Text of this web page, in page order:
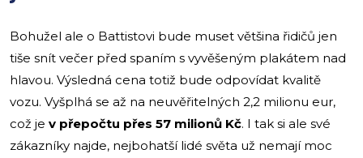
Bohužel ale o Battistovi bude muset většina řidičů jen
tiše snít večer před spaním s vyvěšeným plakátem nad
hlavou. Výsledná cena totiž bude odpovídat kvalitě
vozu. Vyšplhá se až na neuvěřitelných 2,2 milionu eur,
což je v přepočtu přes 57 milionů Kč. I tak si ale své
zákazníky najde, nejbohatší lidé světa už nemají moc